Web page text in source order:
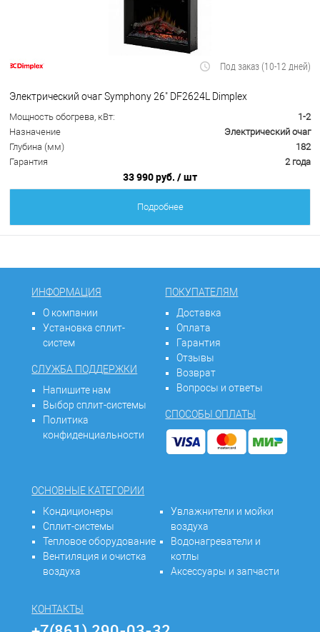
Под заказ (10-12 дней)
Электрический очаг Symphony 26" DF2624L Dimplex
Мощность обогрева, кВт:
1-2
Назначение
Электрический очаг
Глубина (мм)
182
Гарантия
2 года
33 990 руб. / шт
Подробнее
ИНФОРМАЦИЯ
О компании
Установка сплит-
систем
СЛУЖБА ПОДДЕРЖКИ
Напишите нам
Выбор сплит-системы
Политика
конфиденциальности
ПОКУПАТЕЛЯМ
Доставка
Оплата
Гарантия
Отзывы
Возврат
Вопросы и ответы
СПОСОБЫ ОПЛАТЫ
ОСНОВНЫЕ КАТЕГОРИИ
Кондиционеры
Сплит-системы
Тепловое оборудование
Вентиляция и очистка
воздуха
Увлажнители и мойки
воздуха
Водонагреватели и
котлы
Аксессуары и запчасти
КОНТАКТЫ